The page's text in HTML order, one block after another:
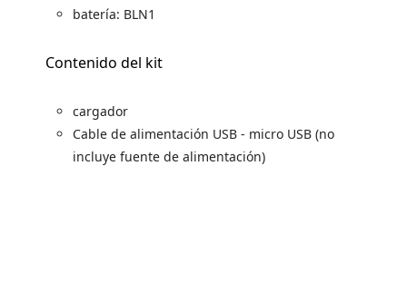
batería: BLN1
Contenido del kit
cargador
Cable de alimentación USB - micro USB (no
incluye fuente de alimentación)